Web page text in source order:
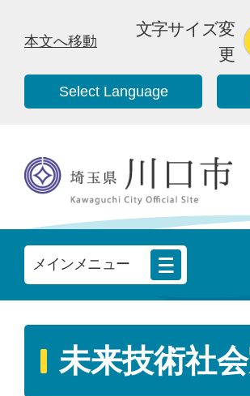
本文へ移動
文字サイズ変
更
Select Language
メインメニュー
未来技術社